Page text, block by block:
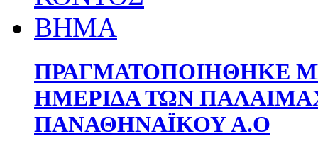
ΠΡΑΓΜΑΤΟΠΟΙΗΘΗΚΕ
ΗΜΕΡΙΔΑ ΤΩΝ
ΠΑΝΑΘΗΝΑΪΚΟΥ Α.Ο